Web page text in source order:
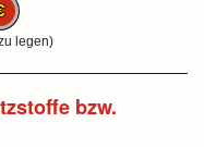
legen)
bzw.